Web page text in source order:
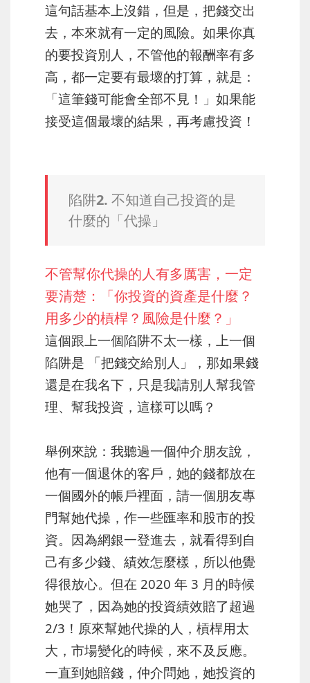
這句話基本上沒錯，但是，把錢交出
去，本來就有一定的風險。如果你真
的要投資別人，不管他的報酬率有多
高，都一定要有最壞的打算，就是：
「這筆錢可能會全部不見！」如果能
接受這個最壞的結果，再考慮投資！
陷阱2. 不知道自己投資的是
什麼的「代操」
不管幫你代操的人有多厲害，一定
要清楚：「你投資的資產是什麼？
用多少的槓桿？風險是什麼？」
這個跟上一個陷阱不太一樣，上一個
陷阱是 「把錢交給別人」，那如果錢
還是在我名下，只是我請別人幫我管
理、幫我投資，這樣可以嗎？
舉例來說：我聽過一個仲介朋友說，
他有一個退休的客戶，她的錢都放在
一個國外的帳戶裡面，請一個朋友專
門幫她代操，作一些匯率和股市的投
資。因為網銀一登進去，就看得到自
己有多少錢、績效怎麼樣，所以他覺
得很放心。但在 2020 年 3 月的時候
她哭了，因為她的投資績效賠了超過
2/3！原來幫她代操的人，槓桿用太
大，市場變化的時候，來不及反應。
一直到她賠錢，仲介問她，她投資的